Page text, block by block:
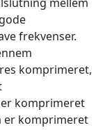
mellem
frekvenser.
komprimeret,
komprimeret
er komprimeret